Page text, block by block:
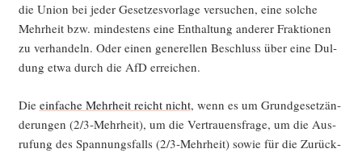
die Uni­on bei jeder Geset­zes­vor­la­ge ver­su­chen, eine sol­che
Mehr­heit bzw. min­des­tens eine Ent­hal­tung ande­rer Frak­tio­nen
zu ver­han­deln. Oder einen gene­rel­len Beschluss über eine Dul­
dung etwa durch die AfD erreichen.
Die ein­fa­che Mehr­heit reicht nicht, wenn es um Grund­ge­setz­än­
de­run­gen (2/3‑Mehrheit), um die Ver­trau­ens­fra­ge, um die Aus­
ru­fung des Span­nungs­falls (2/3‑Mehrheit) sowie für die Zurück­